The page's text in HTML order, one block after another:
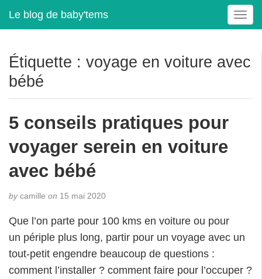
Le blog de baby'tems
T
o
l
Étiquette : voyage en voiture avec
bébé
5 conseils pratiques pour
voyager serein en voiture
avec bébé
bycamille on 15 mai 2020
Que l’on parte pour 100 kms en voiture ou pour
un périple plus long, partir pour un voyage avec un
tout-petit engendre beaucoup de questions :
comment l’installer ? comment faire pour l’occuper ?